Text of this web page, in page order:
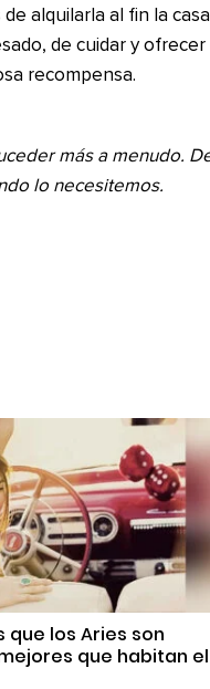
alquilarla al fin la
de cuidar y
recompensa.
más a menudo.
lo necesitemos.
que los Aries son
que habitan el